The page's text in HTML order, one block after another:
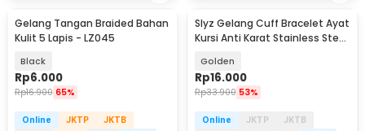
Gelang Tangan Braided Bahan
Kulit 5 Lapis - LZ045
Black
Rp6.000
Rp16.900 65%
Online JKTP
JKTB
Slyz Gelang Cuff Bracelet Ayat
Kursi Anti Karat Stainless Steel
Golden
Rp16.000
Rp33.900 53%
Online JKTP
JKTB